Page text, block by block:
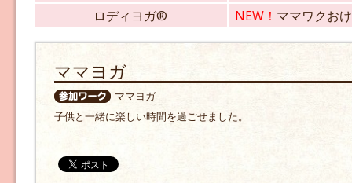
ロディヨガ®
NEW！ ママワクお
ママヨガ
ママヨガ
子供と一緒に楽しい時間を過ごせました。